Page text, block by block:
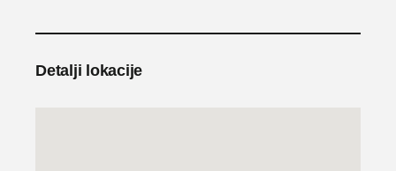
Detalji lokacije